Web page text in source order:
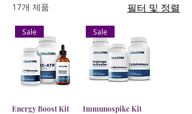
17개 제품 필터 및 정렬
Sale
Energy Boost Kit
Sale
Immunospike Kit